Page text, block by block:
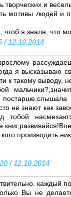
и
мотивы людей и
чтоб я знала, что
12.10.2014
я высказываю
к такому выводу,
не знают как
тобой
производить
/ 12.10.2014
каждый
Вы не